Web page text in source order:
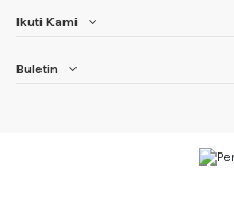
Ikuti Kami
Buletin